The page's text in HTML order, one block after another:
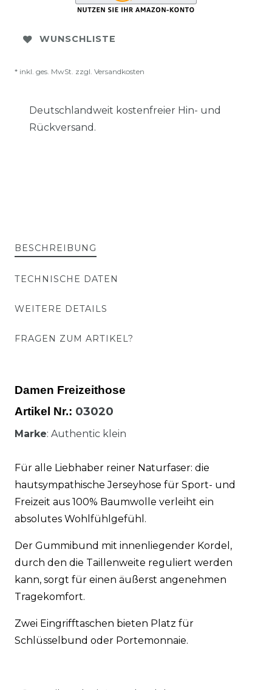
WUNSCHLISTE
* inkl. ges. MwSt. zzgl. Versandkosten
Deutschlandweit kostenfreier Hin- und
Rückversand.
BESCHREIBUNG
TECHNISCHE DATEN
WEITERE DETAILS
FRAGEN ZUM ARTIKEL?
Damen Freizeithose
Artikel Nr.: 03020
Marke: Authentic klein
Für alle Liebhaber reiner Naturfaser: die
hautsympathische Jerseyhose für Sport- und
Freizeit aus 100% Baumwolle verleiht ein
absolutes Wohlfühlgefühl.
Der Gummibund mit innenliegender Kordel,
durch den die Taillenweite reguliert werden
kann, sorgt für einen äußerst angenehmen
Tragekomfort.
Zwei Eingrifftaschen bieten Platz für
Schlüsselbund oder Portemonnaie.